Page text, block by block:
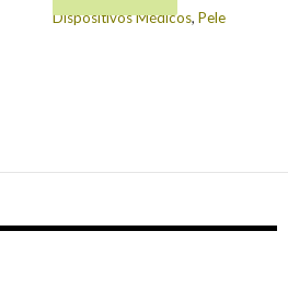
Dispositivos Médicos, Pele